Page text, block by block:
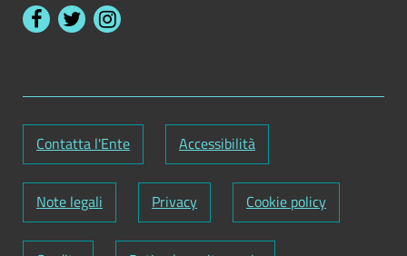
Contatta l'Ente Accessibilità
Note legali Privacy Cookie policy